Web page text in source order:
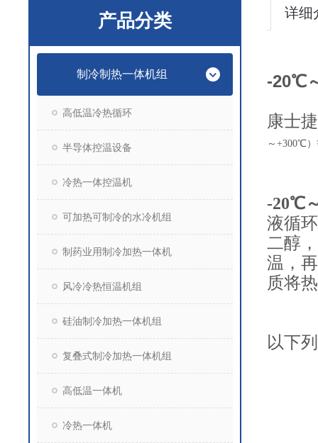
产品分类
制冷制热一体机组
高低温冷热循环
半导体控温设备
冷热一体控温机
可加热可制冷的水冷机组
制药业用制冷加热一体机
风冷冷热恒温机组
硅油制冷加热一体机组
复叠式制冷加热一体机组
高低温一体机
冷热一体机
详细
-20℃
康士捷
～ +300℃）
-20℃
液循
二醇
温，
质将
以下